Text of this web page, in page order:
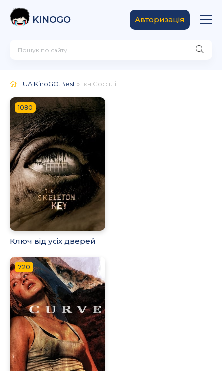
KINOGO Авторизація
UA.KinoGO.Best » Ієн Софтлі
1080
Ключ від усіх дверей
720